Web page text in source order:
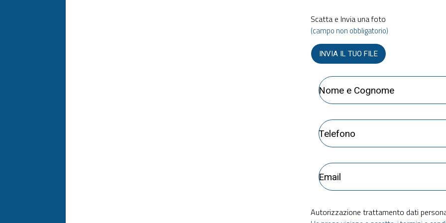
Scatta e Invia una foto
(campo non obbligatorio)
INVIA IL TUO FILE
Autorizzazione trattamento dati